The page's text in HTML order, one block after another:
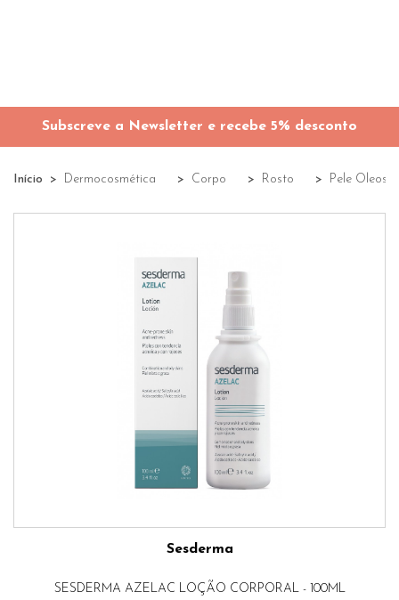
Subscreve a Newsletter e recebe 5% desconto
Início Dermocosmética Corpo Rosto Pele Oleosa
Sesderma
SESDERMA AZELAC LOÇÃO CORPORAL - 100ML